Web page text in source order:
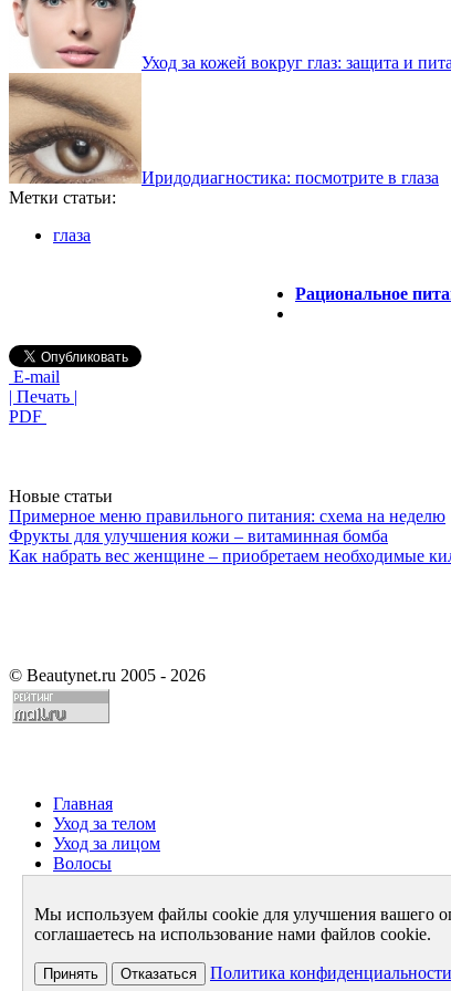
Уход за кожей вокруг глаз: защита и
Иридодиагностика: посмотрите в глаза
Метки статьи:
глаза
Рациональное
E-mail
| Печать |
PDF
Новые статьи
Примерное меню правильного питания: схема на неделю
Фрукты для улучшения кожи – витаминная бомба
Как набрать вес женщине – приобретаем необходимые
© Beautynet.ru 2005 - 2026
Главная
Уход за телом
Уход за лицом
Волосы
Диета
Стиль и имидж
Архив
Мы используем файлы cookie для улучшения вашего
соглашаетесь на использование нами файлов cookie.
Принять Отказаться Политика конфиденциальности